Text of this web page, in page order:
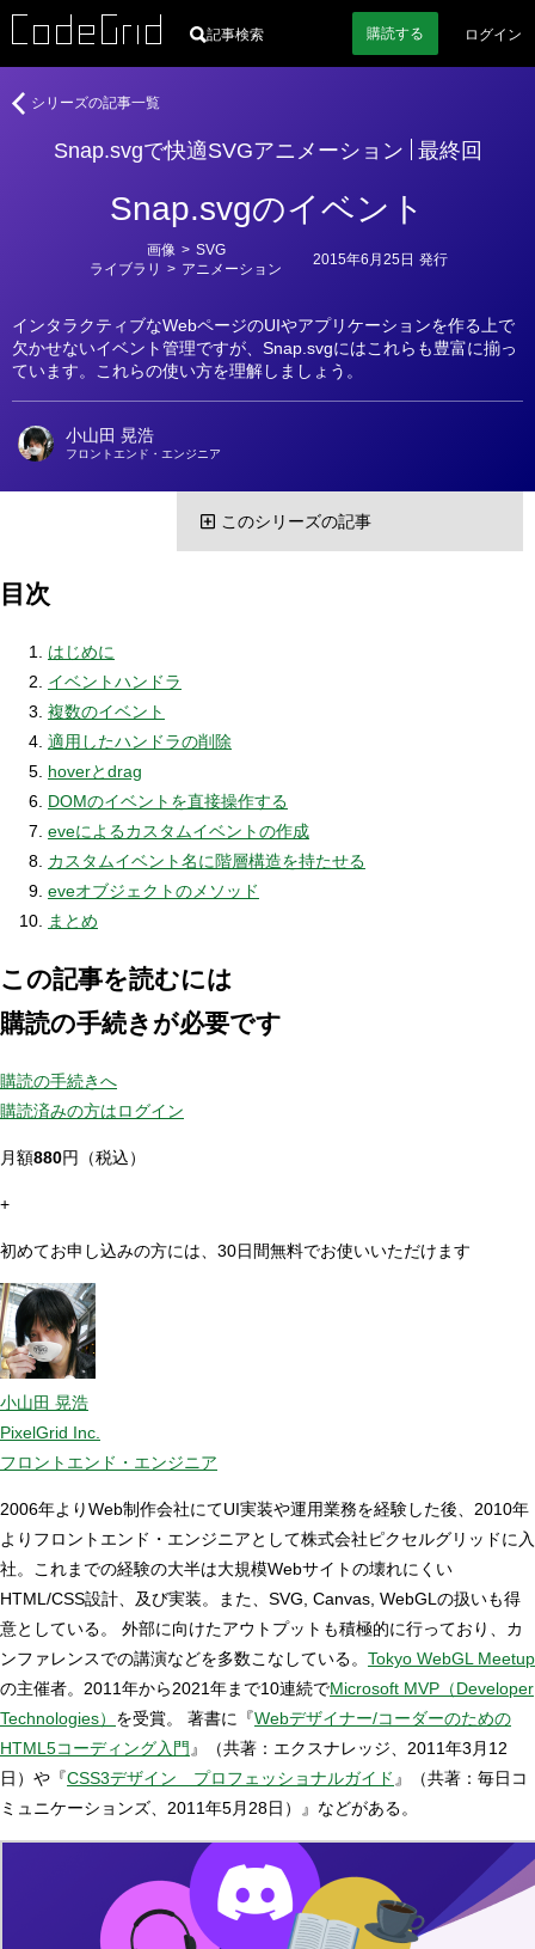
記事検索 購読する ログイン
Snap.svgで快適SVGアニメーション 最終回
Snap.svgのイベント
インタラクティブなWebページのUIやアプリケーションを作る上で
欠かせないイベント管理ですが、Snap.svgにはこれらも豊富に揃っ
ています。これらの使い方を理解しましょう。
テ
ー
画像 > SVG
ライブラリ > アニメーション
2015年6月25日 発行
者
小山田 晃浩
フロントエンド・エンジニア
Snap.svg
シ
ョ
ン
シリーズの記事一覧
このシリーズの記事
目次
はじめに
イベントハンドラ
複数のイベント
適用したハンドラの削除
hoverとdrag
DOMのイベントを直接操作する
eveによるカスタムイベントの作成
カスタムイベント名に階層構造を持たせる
eveオブジェクトのメソッド
まとめ
この記事を読むには
購読の手続きが必要です
購読の手続きへ
購読済みの方はログイン
月額880円（税込）
+
初めてお申し込みの方には、30日間無料でお使いいただけます
小山田 晃浩
PixelGrid Inc.
フロントエンド・エンジニア
2006年よりWeb制作会社にてUI実装や運用業務を経験した後、2010年
よりフロントエンド・エンジニアとして株式会社ピクセルグリッドに入
社。これまでの経験の大半は大規模Webサイトの壊れにくい
HTML/CSS設計、及び実装。また、SVG, Canvas, WebGLの扱いも得
意としている。 外部に向けたアウトプットも積極的に行っており、カ
ンファレンスでの講演などを多数こなしている。 Tokyo WebGL Meetup
の主催者。2011年から2021年まで10連続でMicrosoft MVP（Developer
Technologies） を受賞。 著書に『Webデザイナー/コーダーのための
HTML5コーディング入門 』（共著：エクスナレッジ、2011年3月12
日）や『CSS3デザイン プロフェッショナルガイド 』（共著：毎日コ
ミュニケーションズ、2011年5月28日）』などがある。